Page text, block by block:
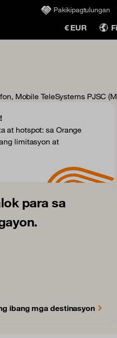
Pakikipagtulungan
€ EUR
Mobile TeleSystems PJSC
at hotspot: sa Orange
limitasyon at
para sa
ibang mga destinasyon